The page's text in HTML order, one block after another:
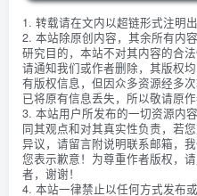
1. 转载请在文内以超链形式注明出
2. 本站除原创内容，其余所有内
研究目的，本站不对其内容的合
请通知我们或作者删除，其版权
有版权信息，但因众多资源经多
已将原有信息丢失，所以敬请原作
3. 本站用户所发布的一切资源内
同其观点和对其真实性负责，若
异议，请留言附说明联系邮箱，
您表示歉意！为尊重作者版权，
者，谢谢！
4. 本站一律禁止以任何方式发布